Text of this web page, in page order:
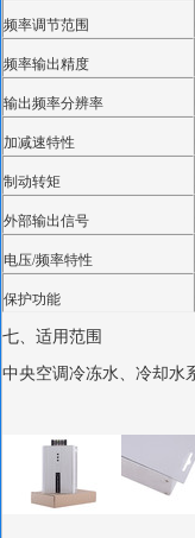
频率调节范围
频率输出精度
输出频率分辨率
加减速特性
制动转矩
外部输出信号
电压/频率特性
保护功能
七、适用范围
中央空调冷冻水、冷却水